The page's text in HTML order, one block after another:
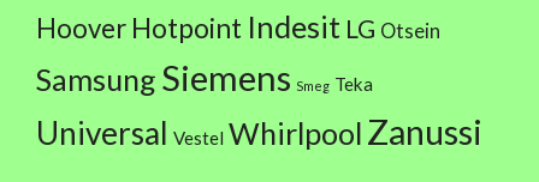
Hoover Hotpoint Indesit LG Otsein
Samsung Siemens Smeg Teka
Universal Vestel Whirlpool Zanussi